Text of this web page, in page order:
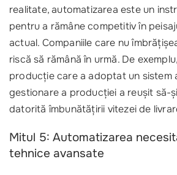
realitate, automatizarea este un
pentru a rămâne competitiv în
actual. Companiile care nu
riscă să rămână în urmă. De
producție care a adoptat un sistem
gestionare a producției a reușit să-
datorită îmbunătățirii vitezei de
Mitul 5: Automatizarea
tehnice avansate